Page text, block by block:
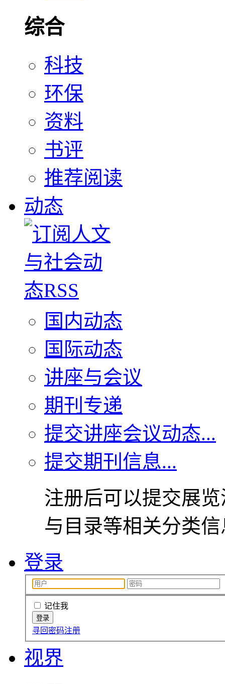
综合
科技
环保
资料
书评
推荐阅读
动态
国内动态
国际动态
讲座与会议
期刊专递
提交讲座会议动态...
提交期刊信息...
注册后可以提交展
与目录等相关分类
登录
记住我
寻回密码注册
视界